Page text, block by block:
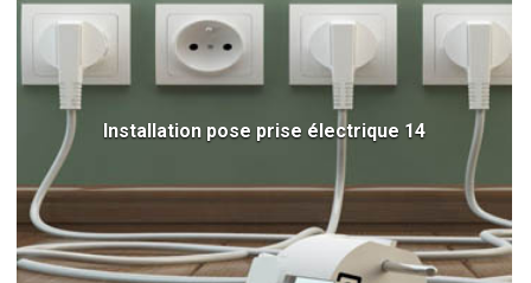
Installation pose prise électrique 14